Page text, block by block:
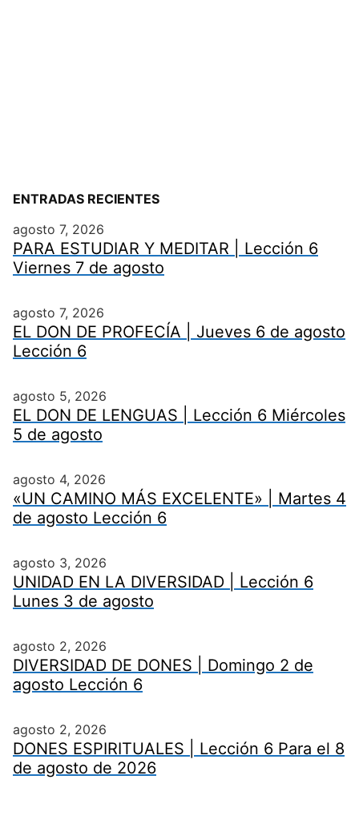
ENTRADAS RECIENTES
agosto 7, 2026
PARA ESTUDIAR Y MEDITAR | Lección 6
Viernes 7 de agosto
agosto 7, 2026
EL DON DE PROFECÍA | Jueves 6 de agosto
Lección 6
agosto 5, 2026
EL DON DE LENGUAS | Lección 6 Miércoles
5 de agosto
agosto 4, 2026
«UN CAMINO MÁS EXCELENTE» | Martes 4
de agosto Lección 6
agosto 3, 2026
UNIDAD EN LA DIVERSIDAD | Lección 6
Lunes 3 de agosto
agosto 2, 2026
DIVERSIDAD DE DONES | Domingo 2 de
agosto Lección 6
agosto 2, 2026
DONES ESPIRITUALES | Lección 6 Para el 8
de agosto de 2026